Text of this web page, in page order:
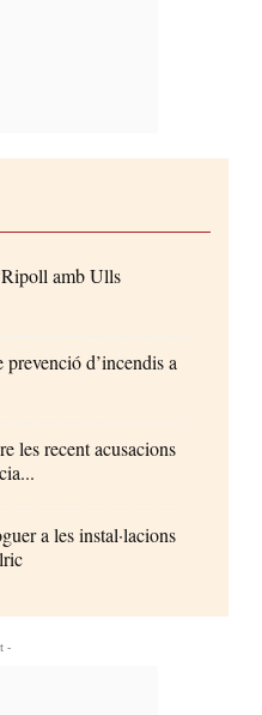
amb Ulls
d’incendis a
les recent acusacions
a les instal·lacions
-